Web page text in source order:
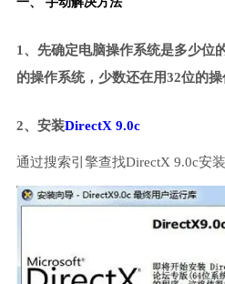
1、先确定电脑操作系统是多少位
的操作系统，少数还在用32位的操
2、安装DirectX 9.0c
通过搜索引擎查找DirectX 9.0c安